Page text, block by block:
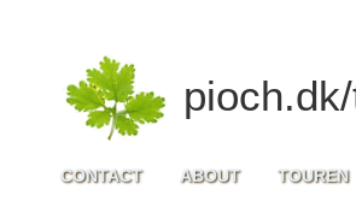
CONTACT ABOUT TOUREN